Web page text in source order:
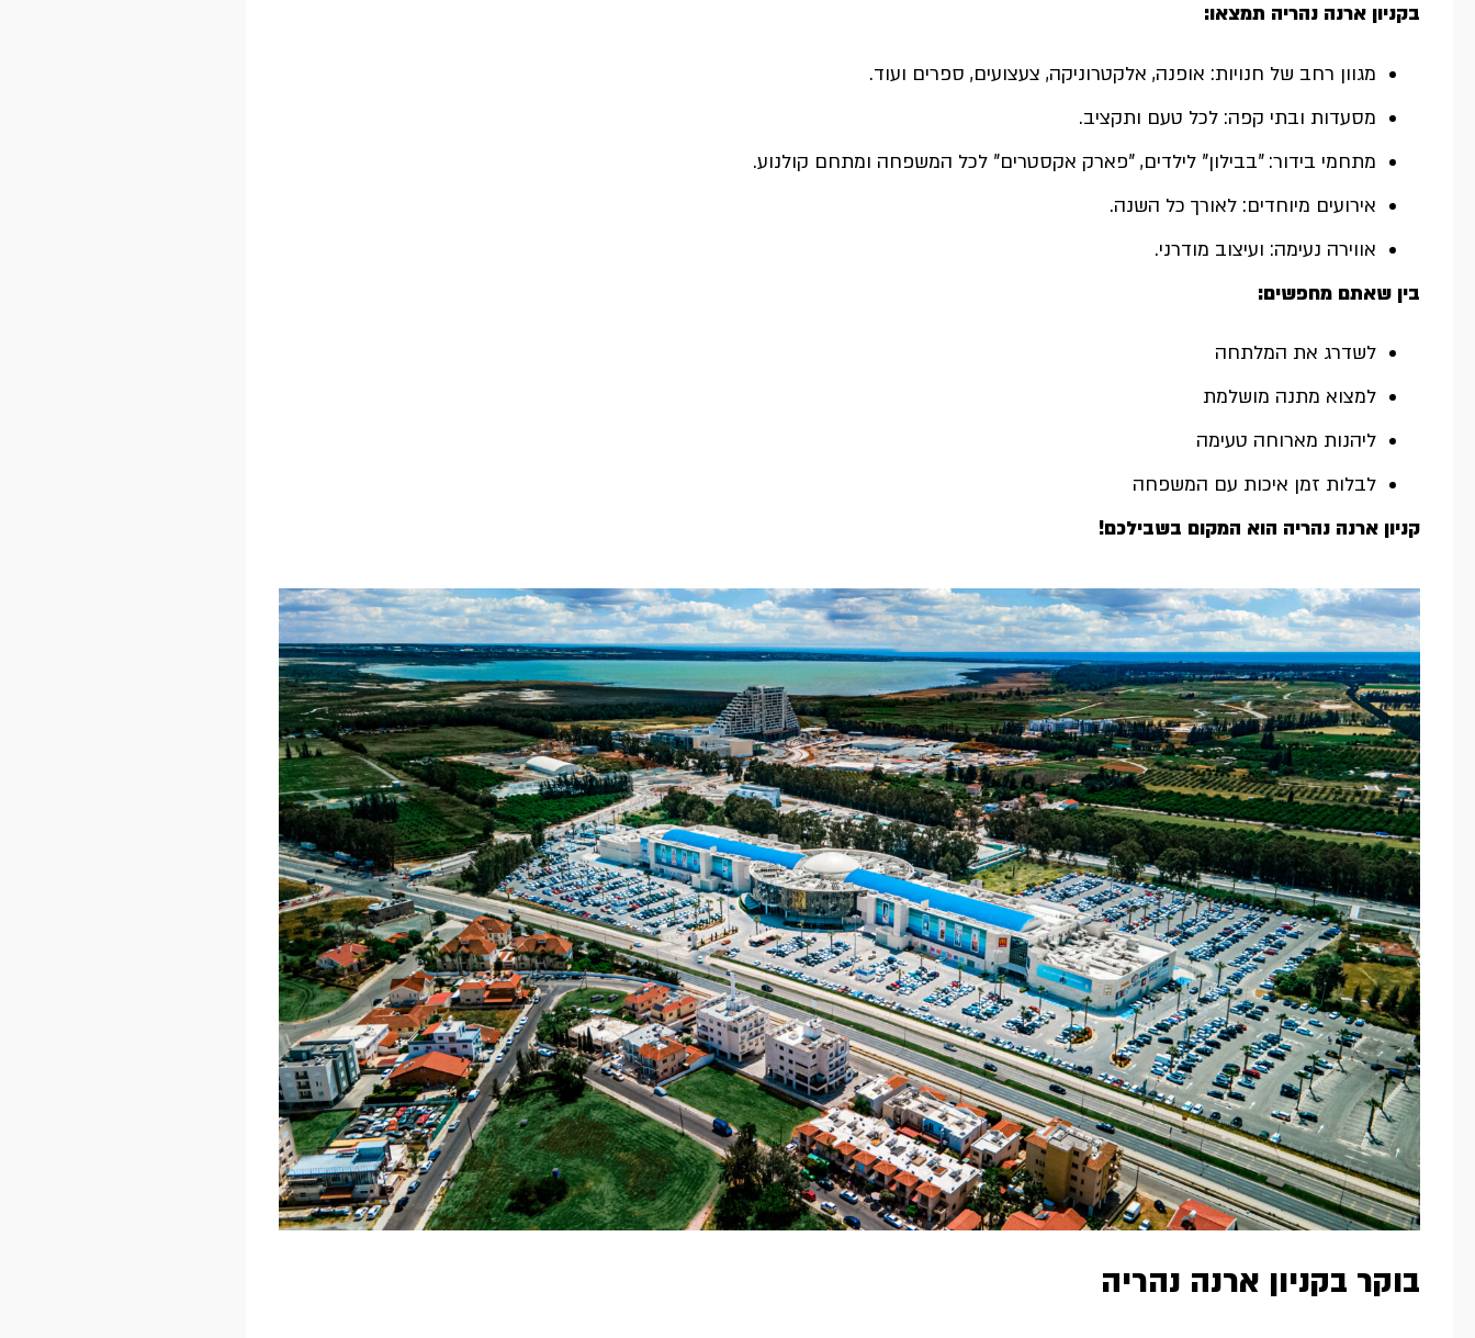
בקניון ארנה נהריה תמצאו:
מגוון רחב של חנויות: אופנה, אלקטרוניקה, צעצועים, ספרים ועוד.
מסעדות ובתי קפה: לכל טעם ותקציב.
מתחמי בידור: "בבילון" לילדים, "פארק אקסטרים" לכל המשפחה ומתחם קולנוע.
אירועים מיוחדים: לאורך כל השנה.
אווירה נעימה: ועיצוב מודרני.
בין שאתם מחפשים:
לשדרג את המלתחה
למצוא מתנה מושלמת
ליהנות מארוחה טעימה
לבלות זמן איכות עם המשפחה
קניון ארנה נהריה הוא המקום בשבילכם!
בוקר בקניון ארנה נהריה